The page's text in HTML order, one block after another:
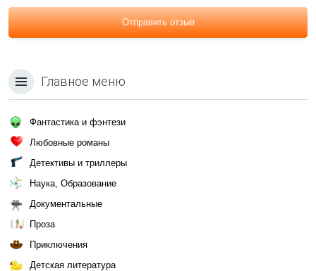
Отправить отзыв
Главное меню
Фантастика и фэнтези
Любовные романы
Детективы и триллеры
Наука, Образование
Документальные
Проза
Приключения
Детская литература